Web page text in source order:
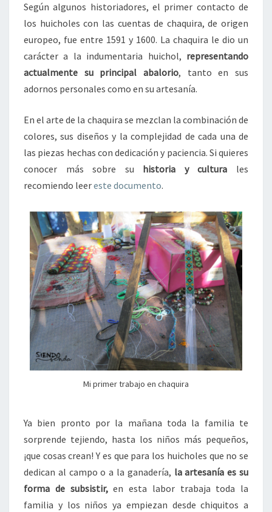
Según algunos historiadores, el primer contacto de
los huicholes con las cuentas de chaquira, de origen
europeo, fue entre 1591 y 1600. La chaquira le dio un
carácter a la indumentaria huichol, representando
actualmente su principal abalorio, tanto en sus
adornos personales como en su artesanía.
En el arte de la chaquira se mezclan la combinación de
colores, sus diseños y la complejidad de cada una de
las piezas hechas con dedicación y paciencia. Si quieres
conocer más sobre su historia y cultura les
recomiendo leereste documento.
Mi primer trabajo en chaquira
Ya bien pronto por la mañana toda la familia te
sorprende tejiendo, hasta los niños más pequeños,
¡que cosas crean! Y es que para los huicholes que no se
dedican al campo o a la ganadería, la artesanía es su
forma de subsistir,en esta labor trabaja toda la
familia y los niños ya empiezan desde chiquitos a